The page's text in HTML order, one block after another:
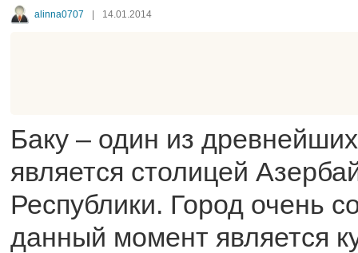
alinna0707 | 14.01.2014
Баку – один из
является столицей
Республики. Город очень
данный момент является